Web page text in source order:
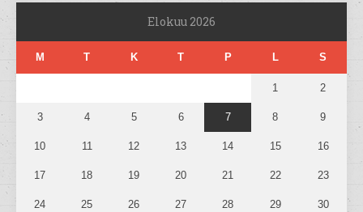
Elokuu 2026
M T K T P L S
1 2
3 4 5 6 7 8 9
10 11 12 13 14 15 16
17 18 19 20 21 22 23
24 25 26 27 28 29 30